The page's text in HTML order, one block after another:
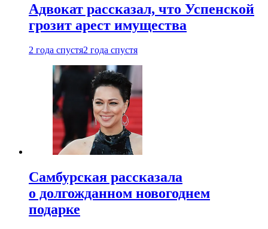
Адвокат рассказал, что Успенской
грозит арест имущества
2 года спустя2 года спустя
Самбурская рассказала
о долгожданном новогоднем
подарке